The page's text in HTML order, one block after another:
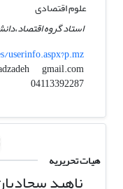
علوم اقتصادی
استاد گروه
userinfo.aspx?p.mz
pmpmohamadzadeh
gmail.com
04113392287
هیات تحریریه
ناهید